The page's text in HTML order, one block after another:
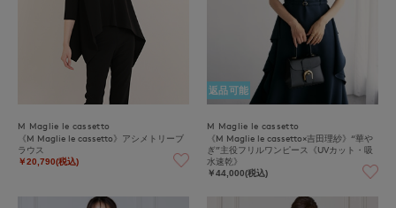
M Maglie le cassetto
《M Maglie le cassetto》アシメトリーブ
ラウス
￥20,790(税込)
返品可能
M Maglie le cassetto
《M Maglie le cassetto×吉田理紗》“華や
ぎ”主役フリルワンピース《UVカット・吸
水速乾》
￥44,000(税込)